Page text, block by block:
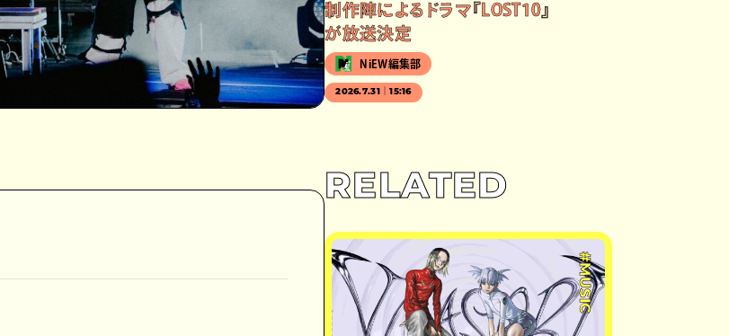
制作陣によるドラマ『LOST10』
が放送決定
NiEW編集部
2026.7.31｜15:16
RELATED
#MUSIC